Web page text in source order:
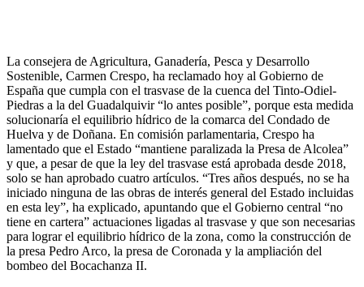
La consejera de Agricultura, Ganadería, Pesca y Desarrollo
Sostenible, Carmen Crespo, ha reclamado hoy al Gobierno de
España que cumpla con el trasvase de la cuenca del Tinto-Odiel-
Piedras a la del Guadalquivir “lo antes posible”, porque esta medida
solucionaría el equilibrio hídrico de la comarca del Condado de
Huelva y de Doñana. En comisión parlamentaria, Crespo ha
lamentado que el Estado “mantiene paralizada la Presa de Alcolea”
y que, a pesar de que la ley del trasvase está aprobada desde 2018,
solo se han aprobado cuatro artículos. “Tres años después, no se ha
iniciado ninguna de las obras de interés general del Estado incluidas
en esta ley”, ha explicado, apuntando que el Gobierno central “no
tiene en cartera” actuaciones ligadas al trasvase y que son necesarias
para lograr el equilibrio hídrico de la zona, como la construcción de
la presa Pedro Arco, la presa de Coronada y la ampliación del
bombeo del Bocachanza II.